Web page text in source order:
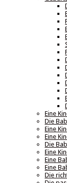
Eine
Die
Eine
Eine
Die
Eine
Eine
Eine
Die